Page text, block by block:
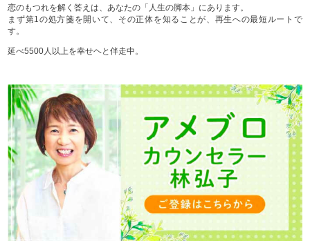
恋のもつれを解く答えは、あなたの「人生の脚本」にあります。
まず第1の処方箋を開いて、その正体を知ることが、再生への最短ルートで
す。
延べ5500人以上を幸せヘと伴走中。